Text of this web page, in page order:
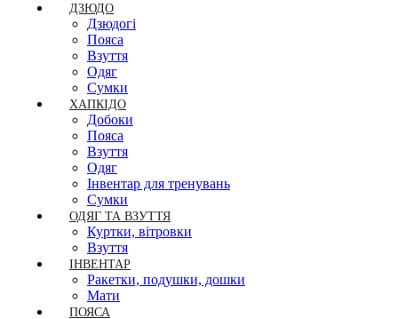
ДЗЮДО
Дзюдогі
Пояса
Взуття
Одяг
Сумки
ХАПКІДО
Добоки
Пояса
Взуття
Одяг
Інвентар для тренувань
Сумки
ОДЯГ ТА ВЗУТТЯ
Куртки, вітровки
Взуття
ІНВЕНТАР
Ракетки, подушки, дошки
Мати
ПОЯСА